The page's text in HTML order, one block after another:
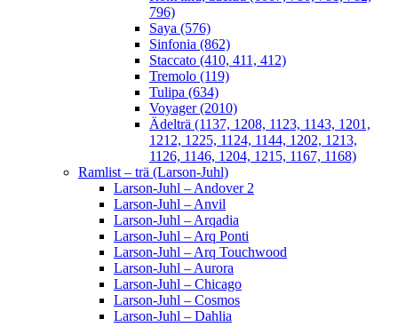
796)
Saya (576)
Sinfonia (862)
Staccato (410, 411, 412)
Tremolo (119)
Tulipa (634)
Voyager (2010)
Ädelträ (1137, 1208, 1123, 1143, 1201,
1212, 1225, 1124, 1144, 1202, 1213,
1126, 1146, 1204, 1215, 1167, 1168)
Ramlist – trä (Larson-Juhl)
Larson-Juhl – Andover 2
Larson-Juhl – Anvil
Larson-Juhl – Arqadia
Larson-Juhl – Arq Ponti
Larson-Juhl – Arq Touchwood
Larson-Juhl – Aurora
Larson-Juhl – Chicago
Larson-Juhl – Cosmos
Larson-Juhl – Dahlia